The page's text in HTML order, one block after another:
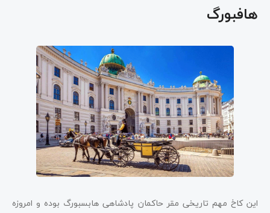
هافبورگ
این کاخ مهم تاریخی مقر حاکمان پادشاهی هابسبورگ بوده و امروزه